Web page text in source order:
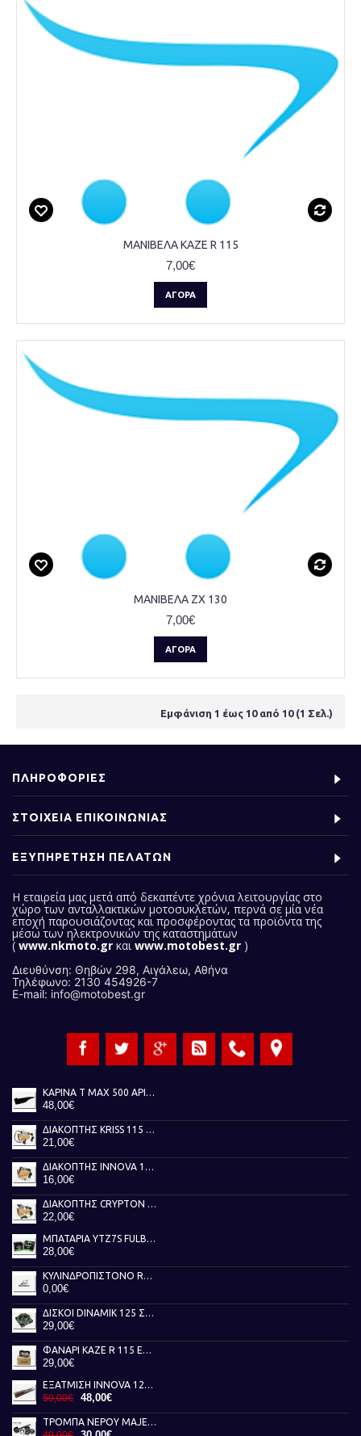
ΜΑΝΙΒΕΛΑ KAZE R 115
7,00€
ΑΓΟΡΆ
ΜΑΝΙΒΕΛΑ ZX 130
7,00€
ΑΓΟΡΆ
Εμφάνιση 1 έως 10 από 10 (1 Σελ.)
ΠΛΗΡΟΦΟΡΙΕΣ
ΣΤΟΙΧΕΙΑ ΕΠΙΚΟΙΝΩΝΙΑΣ
ΕΞΥΠΗΡΕΤΗΣΗ ΠΕΛΑΤΩΝ
Η εταιρεία μας μετά από δεκαπέντε χρόνια λειτουργίας στο
χώρο των ανταλλακτικών μοτοσυκλετών, περνά σε μία νέα
εποχή παρουσιάζοντας και προσφέροντας τα προϊόντα της
μέσω των ηλεκτρονικών της καταστημάτων
( www.nkmoto.gr και www.motobest.gr )
Διευθύνση: Θηβών 298, Αιγάλεω, Αθήνα
Τηλέφωνο: 2130 454926-7
E-mail: info@motobest.gr
ΚΑΡΙΝΑ T MAX 500 ΑΡΙΣΤΕΡΗ ΜΑΥΡΗ 01-07
48,00€
ΔΙΑΚΟΠΤΗΣ KRISS 115 TOBAKI
21,00€
ΔΙΑΚΟΠΤΗΣ INNOVA 125 TOBAKI
16,00€
ΔΙΑΚΟΠΤΗΣ CRYPTON X 135 TOBAKI
22,00€
ΜΠΑΤΑΡΙΑ YTZ7S FULBAT
28,00€
ΚΥΛΙΝΔΡΟΠΙΣΤΟΝΟ RUNNER 50 AKEBBO
0,00€
ΔΙΣΚΟΙ DINAMIK 125 ΣΥΜΠΛΕΚΤΗ NEWFREN
29,00€
ΦΑΝΑΡΙ KAZE R 115 ΕΜΠΡΟΣ ΓΝΗΣΙΟ
29,00€
ΕΞΑΤΜΙΣΗ INNOVA 125 FEDERAL
59,00€ 48,00€
ΤΡΟΜΠΑ ΝΕΡΟΥ MAJESTY 400 RMS